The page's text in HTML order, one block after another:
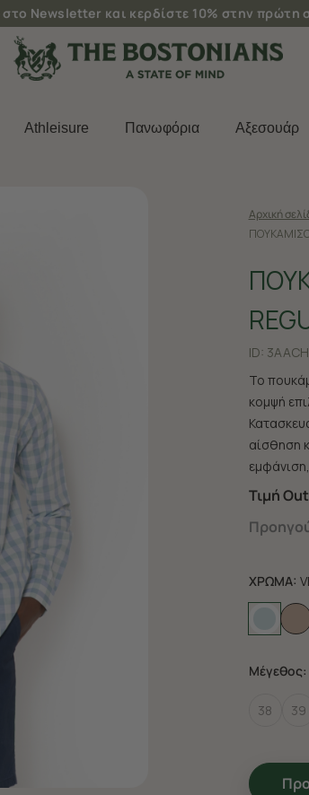
στο Newsletter και κερδίστε 10% στην πρώτη
Athleisure Πανωφόρια Aξεσουάρ
Αρχική
ΠΟΥΚΑΜΙΣΟ
ID:
Το
κομψή
αίσθηση
Τιμή
ΧΡΩΜΑ:
Μέγεθος:
38 39